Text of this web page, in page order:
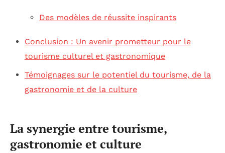
Des modèles de réussite inspirants
Conclusion : Un avenir prometteur pour le
tourisme culturel et gastronomique
Témoignages sur le potentiel du tourisme, de la
gastronomie et de la culture
La synergie entre tourisme,
gastronomie et culture